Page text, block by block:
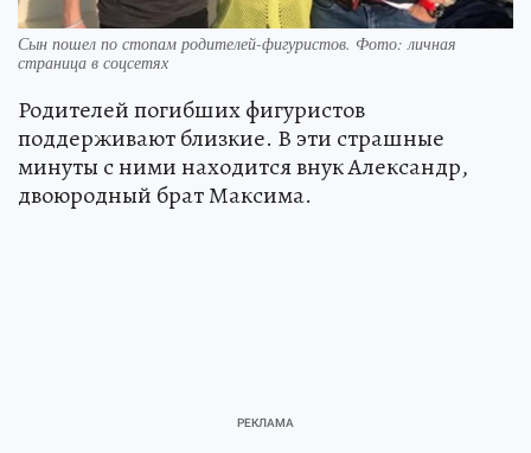
Сын пошел по стопам родителей-фигуристов. Фото: личная
страница в соцсетях
Родителей погибших фигуристов
поддерживают близкие. В эти страшные
минуты с ними находится внук Александр,
двоюродный брат Максима.